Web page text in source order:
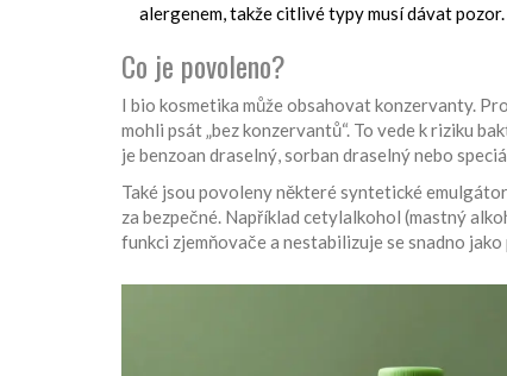
alergenem, takže citlivé typy musí dávat pozor.
Co je povoleno?
I bio kosmetika může obsahovat konzervanty.
mohli psát „bez konzervantů“. To vede k riziku
je benzoan draselný, sorban draselný nebo
Také jsou povoleny některé syntetické
za bezpečné. Například cetylalkohol (mastný
funkci zjemňovače a nestabilizuje se snadno